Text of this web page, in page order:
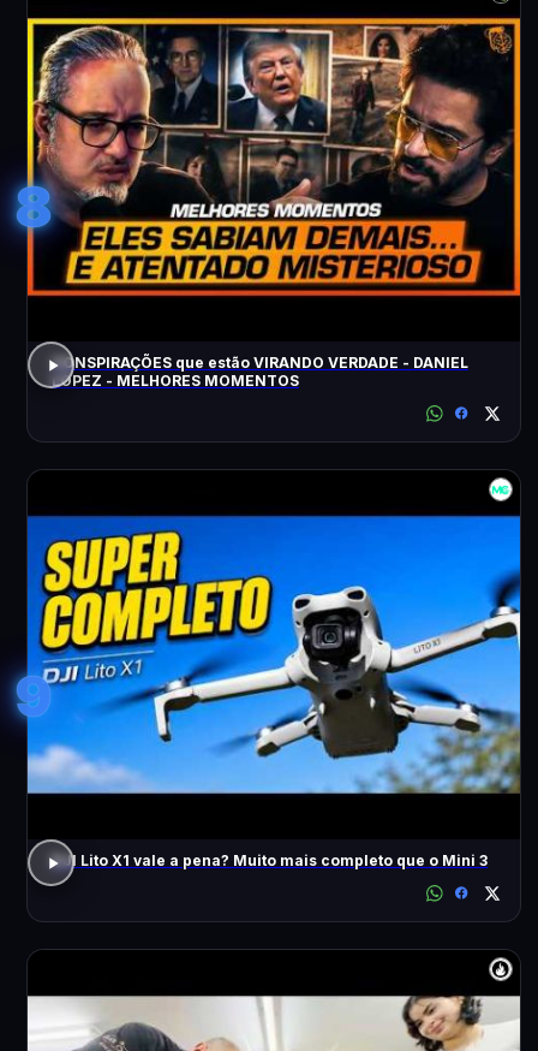
8
CONSPIRAÇÕES que estão VIRANDO VERDADE - DANIEL
LOPEZ - MELHORES MOMENTOS
9
DJI Lito X1 vale a pena? Muito mais completo que o Mini 3